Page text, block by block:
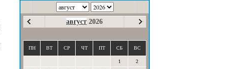
август 2026
ПН ВТ СР ЧТ ПТ СБ ВС
1
2